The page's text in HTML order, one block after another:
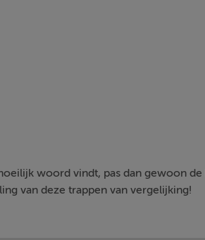
woord vindt, pas dan gewoon de
van deze trappen van vergelijking!